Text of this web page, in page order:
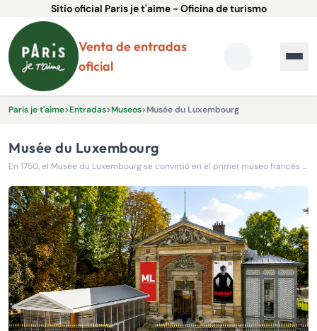
Sitio oficial Paris je t'aime - Oficina de turismo
Venta de entradas
oficial
Paris je t'aime>Entradas>Museos>Musée du Luxembourg
Musée du Luxembourg
En 1750, el Musée du Luxembourg se convirtió en el primer museo francés abierto al público